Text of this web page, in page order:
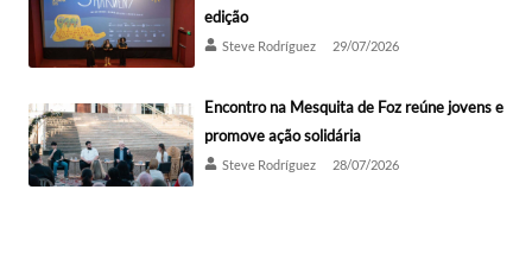
edição
Steve Rodríguez 29/07/2026
Encontro na Mesquita de Foz reúne jovens e
promove ação solidária
Steve Rodríguez 28/07/2026